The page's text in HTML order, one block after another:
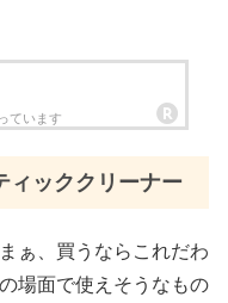
ィッククリーナー
ぁ、買うならこれだわ
場面で使えそうなもの